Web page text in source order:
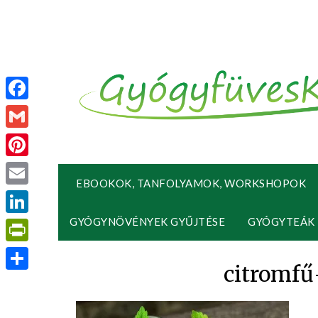
EBOOKOK, TANFOLYAMOK, WORKSHOPOK
GYÓGYNÖVÉNYEK GYŰJTÉSE GYÓGYTEÁK
Facebook
Gmail
Pinterest
Email
LinkedIn
PrintFriendly